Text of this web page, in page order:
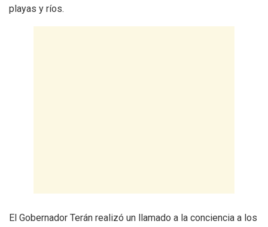
playas y ríos.
El Gobernador Terán realizó un llamado a la conciencia a los